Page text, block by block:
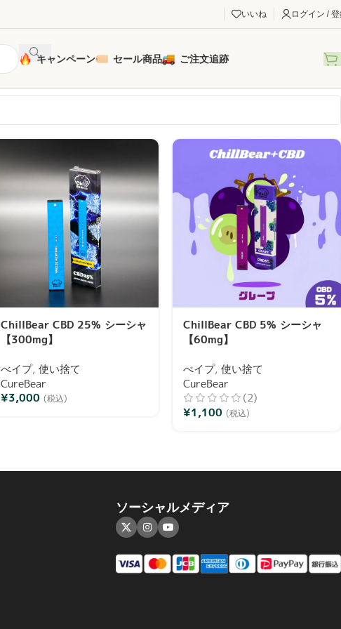
いいね ログイン /
キャンペーン セール商品 ご注文追跡
ChillBear CBD 25% シーシャ
【300mg】
べイプ, 使い捨て
CureBear
¥3,000 (税込)
ChillBear CBD 5% シーシャ
【60mg】
べイプ, 使い捨て
CureBear
(2)
¥1,100 (税込)
ソーシャルメディア